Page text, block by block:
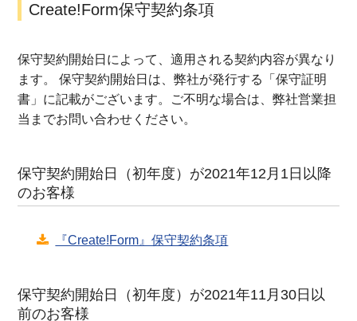
Create!Form保守契約条項
保守契約開始日によって、適用される契約内容が異なり
ます。 保守契約開始日は、弊社が発行する「保守証明
書」に記載がございます。ご不明な場合は、弊社営業担
当までお問い合わせください。
保守契約開始日（初年度）が2021年12月1日以降
のお客様
『Create!Form』保守契約条項
保守契約開始日（初年度）が2021年11月30日以
前のお客様